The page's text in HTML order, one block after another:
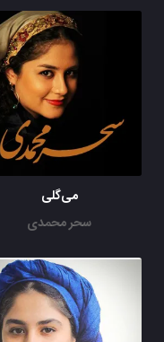
می‌گلی
سحر محمدی